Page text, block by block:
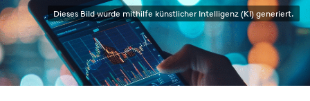
Dieses Bild wurde mithilfe künstlicher Intelligenz (KI) generiert.